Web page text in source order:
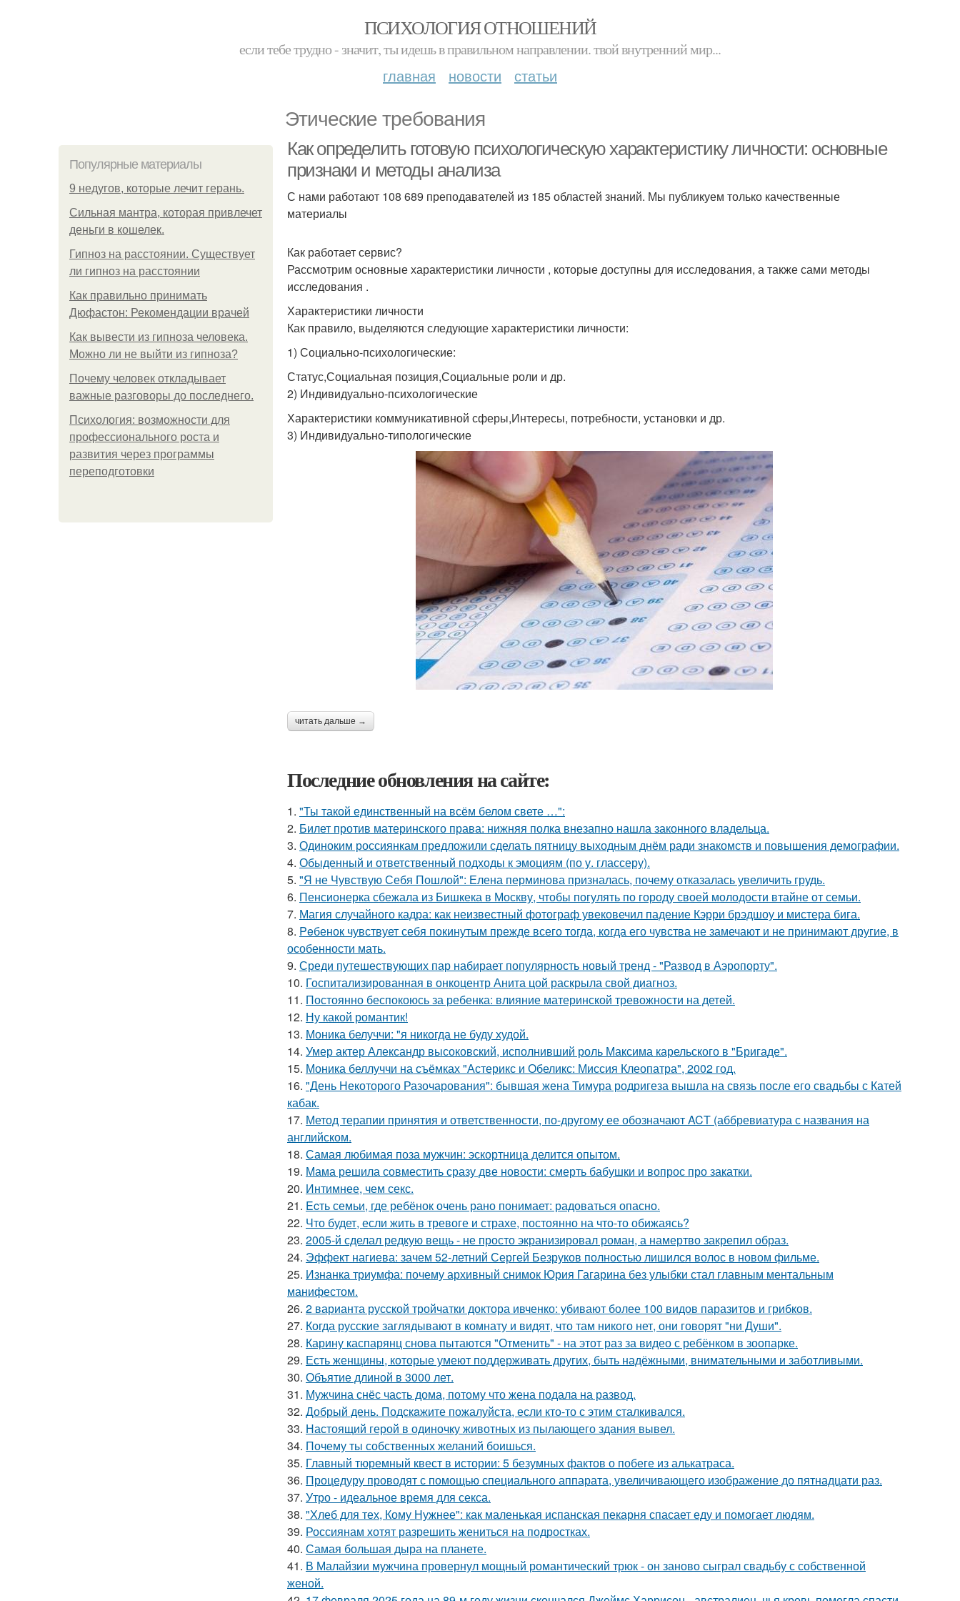
ПСИХОЛОГИЯ ОТНОШЕНИЙ
если тебе трудно - значит, ты идешь в правильном направлении. твой внутренний мир...
главная новости статьи
Этические требования
Популярные материалы
9 недугов, которые лечит герань.
Сильная мантра, которая привлечет
деньги в кошелек.
Гипноз на расстоянии. Существует
ли гипноз на расстоянии
Как правильно принимать
Дюфастон: Рекомендации врачей
Как вывести из гипноза человека.
Можно ли не выйти из гипноза?
Почему человек откладывает
важные разговоры до последнего.
Психология: возможности для
профессионального роста и
развития через программы
переподготовки
Как определить готовую психологическую характеристику личности: основные
признаки и методы анализа
С нами работают 108 689 преподавателей из 185 областей знаний. Мы публикуем только качественные
материалы
Как работает сервис?
Рассмотрим основные характеристики личности , которые доступны для исследования, а также сами методы
исследования .
Характеристики личности
Как правило, выделяются следующие характеристики личности:
1) Социально-психологические:
Статус,Социальная позиция,Социальные роли и др.
2) Индивидуально-психологические
Характеристики коммуникативной сферы,Интересы, потребности, установки и др.
3) Индивидуально-типологические
читать дальше →
Последние обновления на сайте:
1. "Ты такой единственный на всём белом свете …":
2. Билет против материнского права: нижняя полка внезапно нашла законного владельца.
3. Одиноким россиянкам предложили сделать пятницу выходным днём ради знакомств и повышения демографии.
4. Обыденный и ответственный подходы к эмоциям (по у. глассеру).
5. "Я не Чувствую Себя Пошлой": Елена перминова призналась, почему отказалась увеличить грудь.
6. Пенсионерка сбежала из Бишкека в Москву, чтобы погулять по городу своей молодости втайне от семьи.
7. Магия случайного кадра: как неизвестный фотограф увековечил падение Кэрри брэдшоу и мистера бига.
8. Peбенок чувствует себя покинутым прежде всего тогда, когда его чувства не замечают и не принимают другие, в
особенности мать.
9. Среди путешествующих пар набирает популярность новый тренд - "Развод в Аэропорту".
10. Госпитализированная в онкоцентр Анита цой раскрыла свой диагноз.
11. Постоянно беспокоюсь за ребенка: влияние материнской тревожности на детей.
12. Ну какой романтик!
13. Моника белуччи: "я никогда не буду худой.
14. Умер актер Александр высоковский, исполнивший роль Максима карельского в "Бригаде".
15. Моника беллуччи на съёмках "Астерикс и Обеликс: Миссия Клеопатра", 2002 год.
16. "День Некоторого Разочарования": бывшая жена Тимура родригеза вышла на связь после его свадьбы с Катей
кабак.
17. Метод терапии принятия и ответственности, по-другому ее обозначают ACT (аббревиатура с названия на
английском.
18. Самая любимая поза мужчин: эскортница делится опытом.
19. Мама решила совместить сразу две новости: смерть бабушки и вопрос про закатки.
20. Интимнее, чем секс.
21. Ecть семьи, где ребёнок очень рано понимает: радоваться опасно.
22. Что будет, если жить в тревоге и страхе, постоянно на что-то обижаясь?
23. 2005-й сделал редкую вещь - не просто экранизировал роман, а намертво закрепил образ.
24. Эффект нагиева: зачем 52-летний Сергей Безруков полностью лишился волос в новом фильме.
25. Изнанка триумфа: почему архивный снимок Юрия Гагарина без улыбки стал главным ментальным
манифестом.
26. 2 варианта русской тройчатки доктора ивченко: убивают более 100 видов паразитов и грибков.
27. Когда русские заглядывают в комнату и видят, что там никого нет, они говорят "ни Души".
28. Карину каспарянц снова пытаются "Отменить" - на этот раз за видео с ребёнком в зоопарке.
29. Есть женщины, которые умеют поддерживать других, быть надёжными, внимательными и заботливыми.
30. Объятие длиной в 3000 лет.
31. Мужчина снёс часть дома, потому что жена подала на развод.
32. Добрый день. Подскaжите пожалуйста, если кто-то с этим сталкивался.
33. Настоящий герой в одиночку животных из пылающего здания вывел.
34. Почему ты собственных желаний боишься.
35. Главный тюремный квест в истории: 5 безумных фактов о побеге из алькатраса.
36. Процедуру проводят с помощью специального аппарата, увеличивающего изображение до пятнадцати раз.
37. Утро - идеальное время для секса.
38. "Хлеб для тех, Кому Нужнее": как маленькая испанская пекарня спасает еду и помогает людям.
39. Россиянам хотят разрешить жениться на подростках.
40. Самая большая дыра на планете.
41. В Малайзии мужчина провернул мощный романтический трюк - он заново сыграл свадьбу с собственной
женой.